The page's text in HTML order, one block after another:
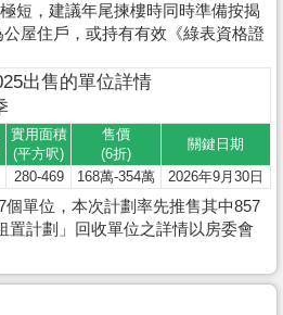
短，建議年尾揀樓時同時準備按揭
屋住戶，或持有有效《綠表資格證
出售的單位詳情
實用面積
(平方呎)
售價
(6折)
關鍵日期
280-469 168萬-354萬 2026年9月30日
單位，本次計劃率先推售其中857
置計劃」回收單位之詳情以房委會